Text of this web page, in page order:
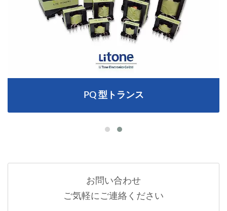
PQ 型トランス
お問い合わせ
ご気軽にご連絡ください